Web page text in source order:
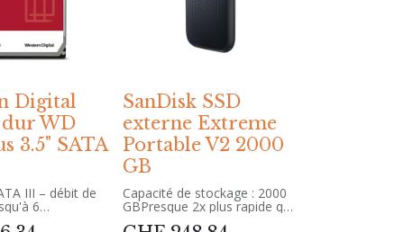
pour un
de stockage
Pro
Digital
WD
3.5" SATA
III – débit de
6
adapté
SanDisk SSD
externe Extreme
Portable V2 2000
GB
Capacité de stockage : 2000
GBPresque 2x plus rapide que